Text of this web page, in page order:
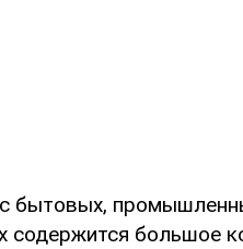
бытовых,
содержится большое